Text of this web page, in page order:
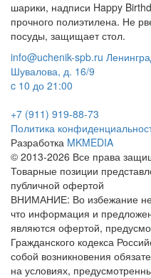
шарики, надписи Happy
прочного полиэтилена. Не
посуды, защищает стол.
info@uchenik-spb.ru
Шувалова, д. 16/9
c 10 до 21:00
+7 (911) 919-88-73
Политика
Разработка MKMEDIA
© 2013-2026 Все права
Товарные позиции
публичной офертой
ВНИМАНИЕ: Во избежание
что информация и
являются офертой,
Гражданского кодекса
собой возникновения
на условиях,